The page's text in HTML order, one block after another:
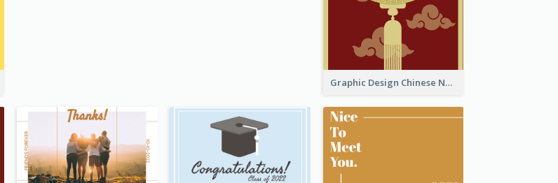
Graphic Design Chinese New Year Greeting Card With Decorations